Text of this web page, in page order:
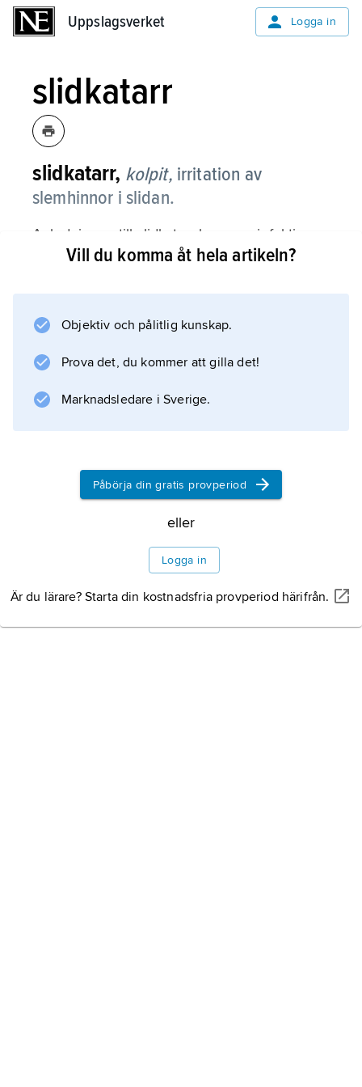
Uppslagsverket Logga in
slidkatarr
slidkatarr, kolpit, irritation av
slemhinnor i slidan.
Anledningen till slidkatarr kan vara infektion
med bakterier, som oftast överförts vid
angripa slemhinnor i livmoder och äggledare.
mindre allvarliga infektioner, som är
än bakterier kan
Information om artikeln
Vill du komma åt hela artikeln?
Objektiv och pålitlig kunskap.
Prova det, du kommer att gilla det!
Marknadsledare i Sverige.
Påbörja din gratis provperiod
eller
Logga in
Är du lärare? Starta din kostnadsfria provperiod härifrån.